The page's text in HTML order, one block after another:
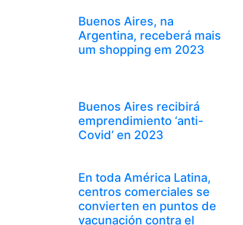
Buenos Aires, na
Argentina, receberá mais
um shopping em 2023
Buenos Aires recibirá
emprendimiento ‘anti-
Covid’ en 2023
En toda América Latina,
centros comerciales se
convierten en puntos de
vacunación contra el